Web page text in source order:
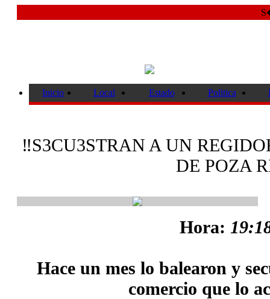
Inicio Local Estado Politica
‼️S3CU3STRAN A UN
DE POZA
Hora:
Hace un mes lo balearon y
comercio que lo